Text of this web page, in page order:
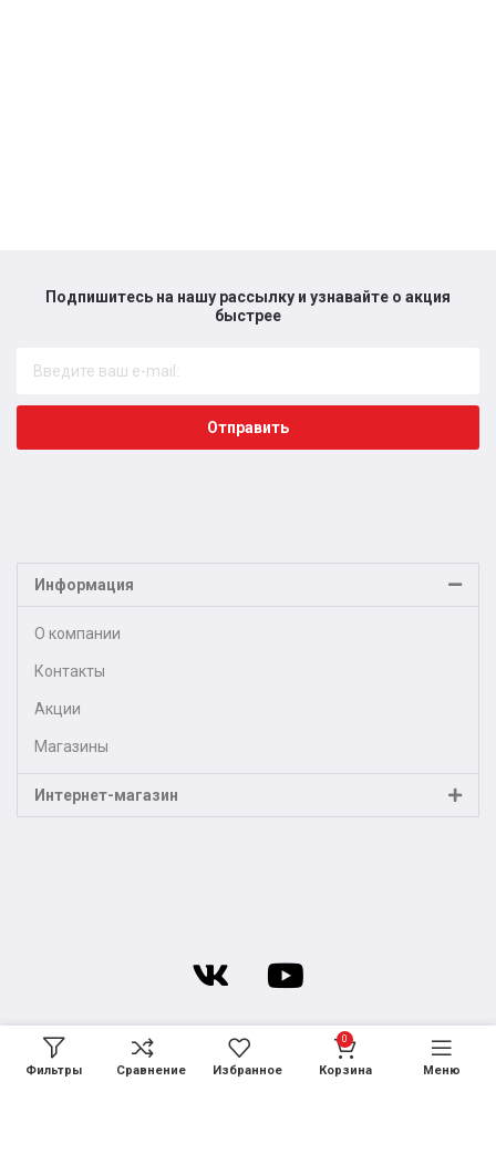
Подпишитесь на нашу рассылку и узнавайте о акция
быстрее​
Отправить
Информация
О компании
Контакты
Акции
Магазины
Интернет-магазин
Фильтры Сравнение Избранное
0
Корзина Меню